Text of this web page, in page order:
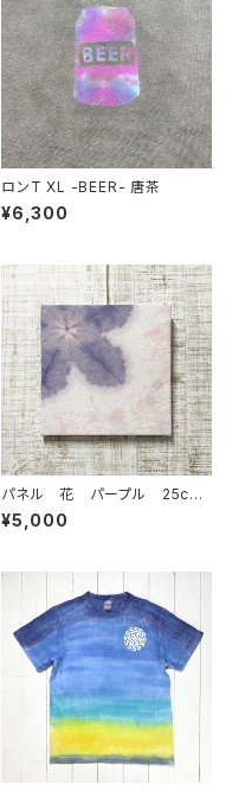
ロンT XL -BEER- 唐茶
¥6,300
パネル 花 パープル 25cm
×25cm
¥5,000